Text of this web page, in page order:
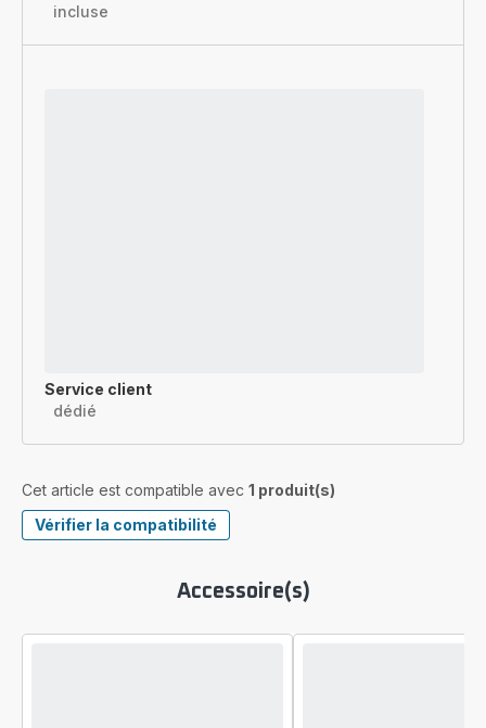
incluse
Service client
dédié
Cet article est compatible avec 1 produit(s)
Vérifier la compatibilité
Accessoire(s)